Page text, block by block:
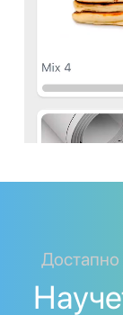
Достапно